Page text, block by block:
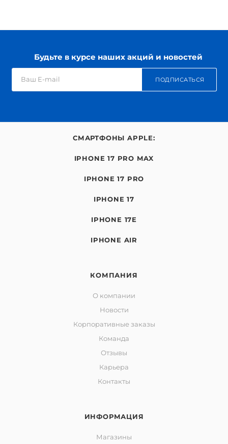
Будьте в курсе наших акций и новостей
ПОДПИСАТЬСЯ
СМАРТФОНЫ APPLE:
IPHONE 17 PRO MAX
IPHONE 17 PRO
IPHONE 17
IPHONE 17E
IPHONE AIR
КОМПАНИЯ
О компании
Новости
Корпоративные заказы
Команда
Отзывы
Карьера
Контакты
ИНФОРМАЦИЯ
Магазины